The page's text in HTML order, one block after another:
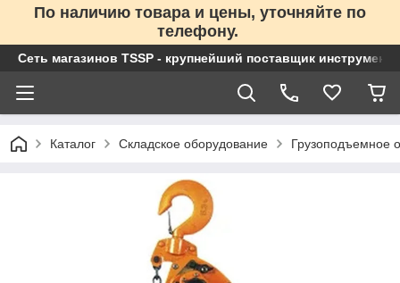
По наличию товара и цены, уточняйте по
телефону.
Сеть магазинов TSSP - крупнейший поставщик
Каталог Складское оборудование Грузоподъемное